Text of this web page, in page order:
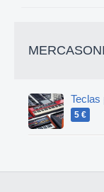
Teclas
5 €